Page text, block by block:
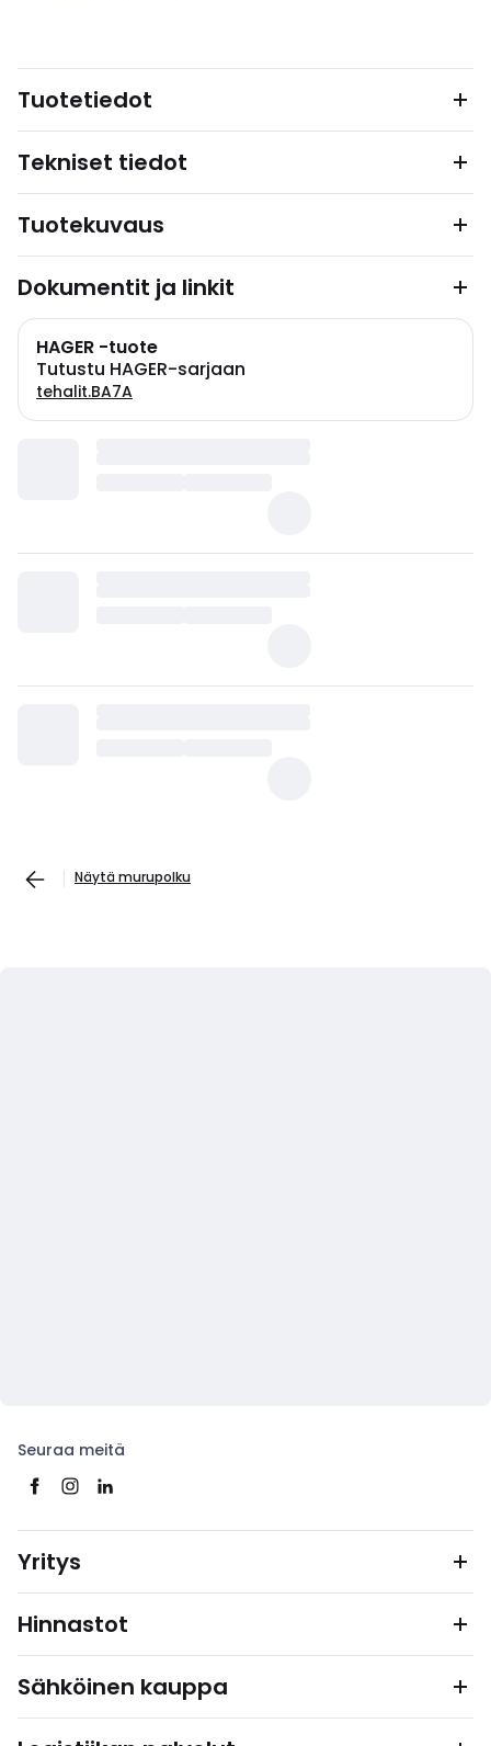
Tuotetiedot
Tekniset tiedot
Tuotekuvaus
Dokumentit ja linkit
HAGER -tuote
Tutustu HAGER-sarjaan
tehalit.BA7A
Näytä murupolku
Seuraa meitä
Yritys
Hinnastot
Sähköinen kauppa